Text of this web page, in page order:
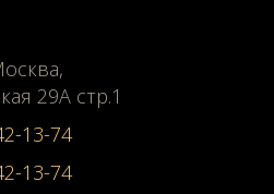
29А стр.1
13-74
13-74